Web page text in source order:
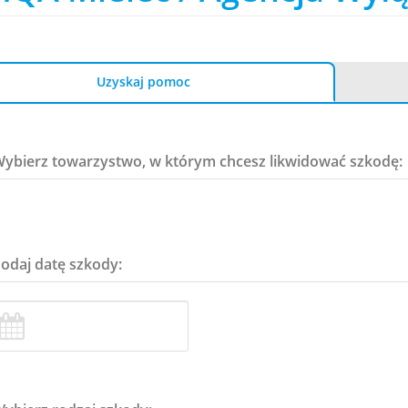
Uzyskaj pomoc
towarzystwo, w którym chcesz likwidować szkodę:
datę szkody: